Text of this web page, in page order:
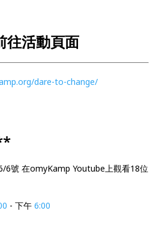
往活動頁面
dare-to-change/
6號 在omyKamp Youtube上觀看18位
- 下午6:00